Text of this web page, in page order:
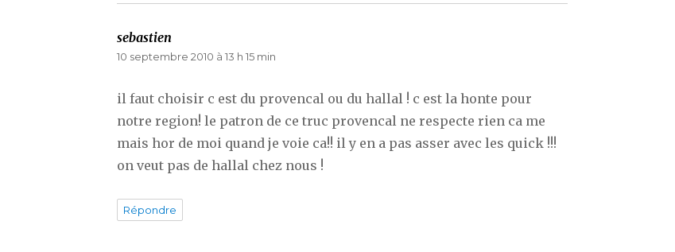
sebastien
10 septembre 2010 à 13 h 15 min
il faut choisir c est du provencal ou du hallal ! c est la honte pour
notre region! le patron de ce truc provencal ne respecte rien ca me
mais hor de moi quand je voie ca!! il y en a pas asser avec les quick !!!
on veut pas de hallal chez nous !
Répondre